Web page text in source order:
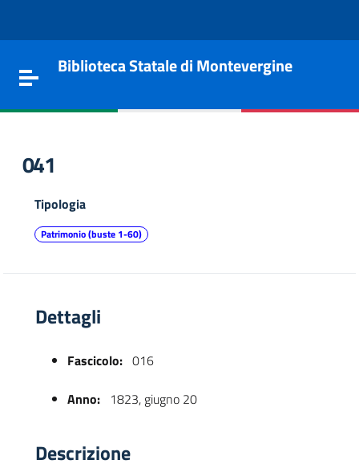
Toggle navigation
Biblioteca Statale di Montevergine
041
Tipologia
Patrimonio (buste 1-60)
Dettagli
Fascicolo: 016
Anno: 1823, giugno 20
Descrizione